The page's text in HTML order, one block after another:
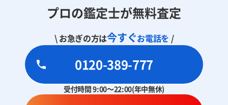
プロの鑑定士が無料査定
\ お急ぎの方は今すぐお電話を /
0120-389-777
受付時間 9:00～22:00(年中無休)